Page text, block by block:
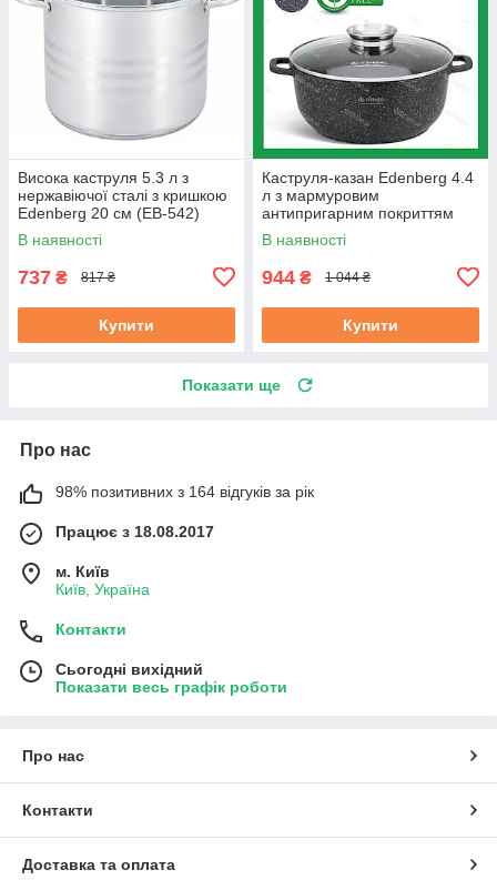
Висока каструля 5.3 л з
нержавіючої сталі з кришкою
Edenberg 20 см (EB-542)
В наявності
737 ₴ 817 ₴
Купити
Каструля-казан Edenberg 4.4
л з мармуровим
антипригарним покриттям
литий алюміній 24 см (EB-
8118)
В наявності
944 ₴ 1 044 ₴
Купити
Показати ще
Про нас
98% позитивних з 164 відгуків за рік
Працює з 18.08.2017
м. Київ
Київ, Україна
Контакти
Сьогодні вихідний
Показати весь графік роботи
Про нас
Контакти
Доставка та оплата